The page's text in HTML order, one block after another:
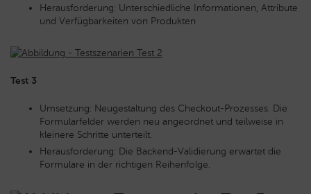
Herausforderung: Unterschiedliche Informationen, Attribute
und Verfügbarkeiten von Produkten
Test 3
Umsetzung: Neugestaltung des Checkout-Prozesses. Die
Formularfelder werden neu angeordnet und teilweise in
kleinere Schritte unterteilt.
Herausforderung: Die Backend-Validierung erwartet die
Formulare in der richtigen Reihenfolge.